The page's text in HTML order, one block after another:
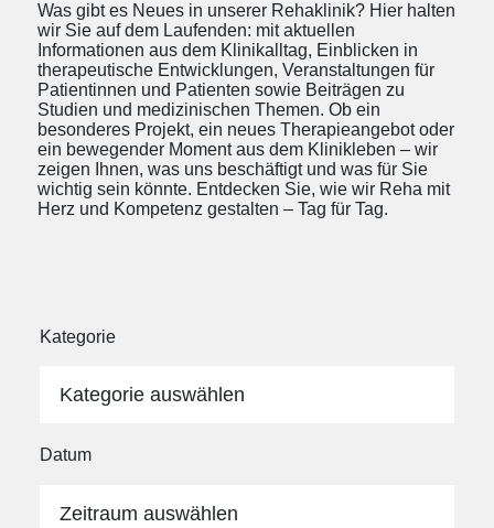
Was gibt es Neues in unserer Rehaklinik? Hier halten
wir Sie auf dem Laufenden: mit aktuellen
Informationen aus dem Klinikalltag, Einblicken in
therapeutische Entwicklungen, Veranstaltungen für
Patientinnen und Patienten sowie Beiträgen zu
Studien und medizinischen Themen. Ob ein
besonderes Projekt, ein neues Therapieangebot oder
ein bewegender Moment aus dem Klinikleben – wir
zeigen Ihnen, was uns beschäftigt und was für Sie
wichtig sein könnte. Entdecken Sie, wie wir Reha mit
Herz und Kompetenz gestalten – Tag für Tag.
Kategorie
Kategorie auswählen
Datum
Zeitraum auswählen